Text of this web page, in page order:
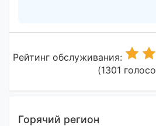
Рейтинг обслуживания:
(1301
Горячий регион